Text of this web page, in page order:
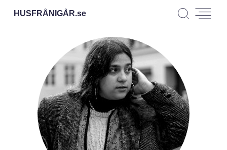
HUSFRÅNIGÅR.se